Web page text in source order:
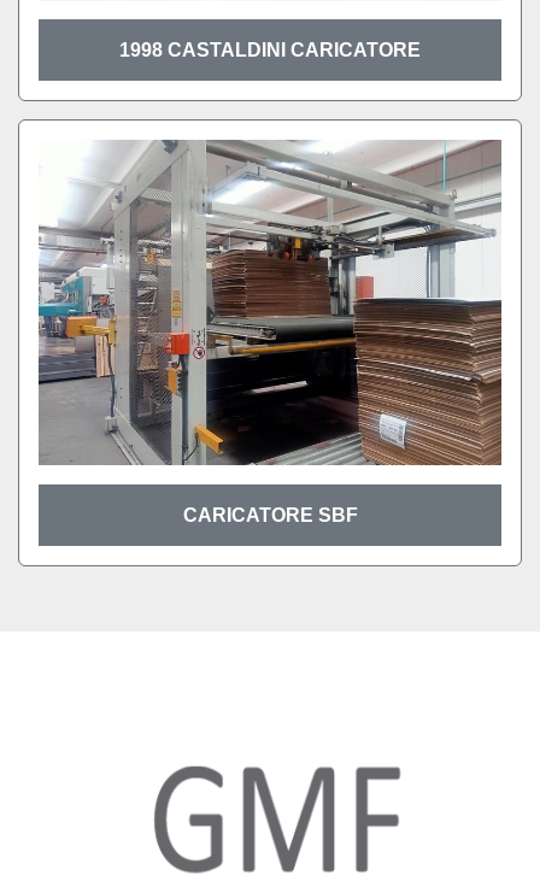
1998 CASTALDINI CARICATORE
CARICATORE SBF